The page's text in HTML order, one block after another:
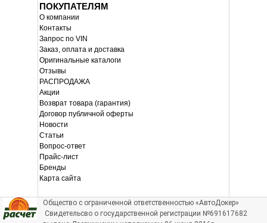
ПОКУПАТЕЛЯМ
О компании
Контакты
Запрос по VIN
Заказ, оплата и доставка
Оригинальные каталоги
Отзывы
РАСПРОДАЖА
Акции
Возврат товара (гарантия)
Договор публичной оферты
Новости
Статьи
Вопрос-ответ
Прайс-лист
Бренды
Карта сайта
Общество с ограниченной ответственностью «АвтоДокер»
Свидетельсво о государственной регистрации №691617682